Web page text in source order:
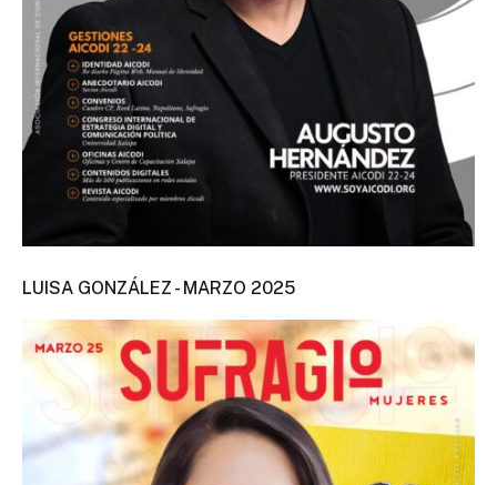
LUISA GONZÁLEZ - MARZO 2025